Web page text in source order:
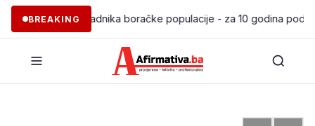
BREAKING
97 pripadnika boračke populacije - za 10 godina podržano